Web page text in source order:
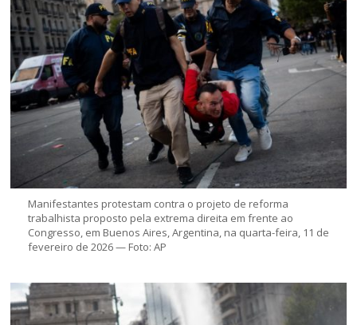
Manifestantes protestam contra o projeto de reforma
trabalhista proposto pela extrema direita em frente ao
Congresso, em Buenos Aires, Argentina, na quarta-feira, 11 de
fevereiro de 2026 — Foto: AP